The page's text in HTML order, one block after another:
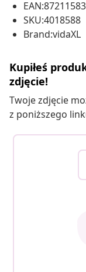
SKU:4018588
Brand:vidaXL
Kupiłeś
zdjęcie!
Twoje zdjęcie
z poniższego